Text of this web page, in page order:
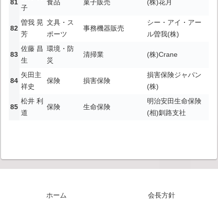
子
食品 菓子販売 (株)花月
曽我 晃
芳
文具・ス
ポーツ
事務機器販売
シー・アイ・アー
ル曽我(株)
佐藤 昌
生
環境・防
災
清掃業 (株)Crane
矢田主
祥史
保険 損害保険
損害保険ジャパン
(株)
松井 利
道
保険 生命保険
明治安田生命保険
(相)釧路支社
ホーム 会長方針